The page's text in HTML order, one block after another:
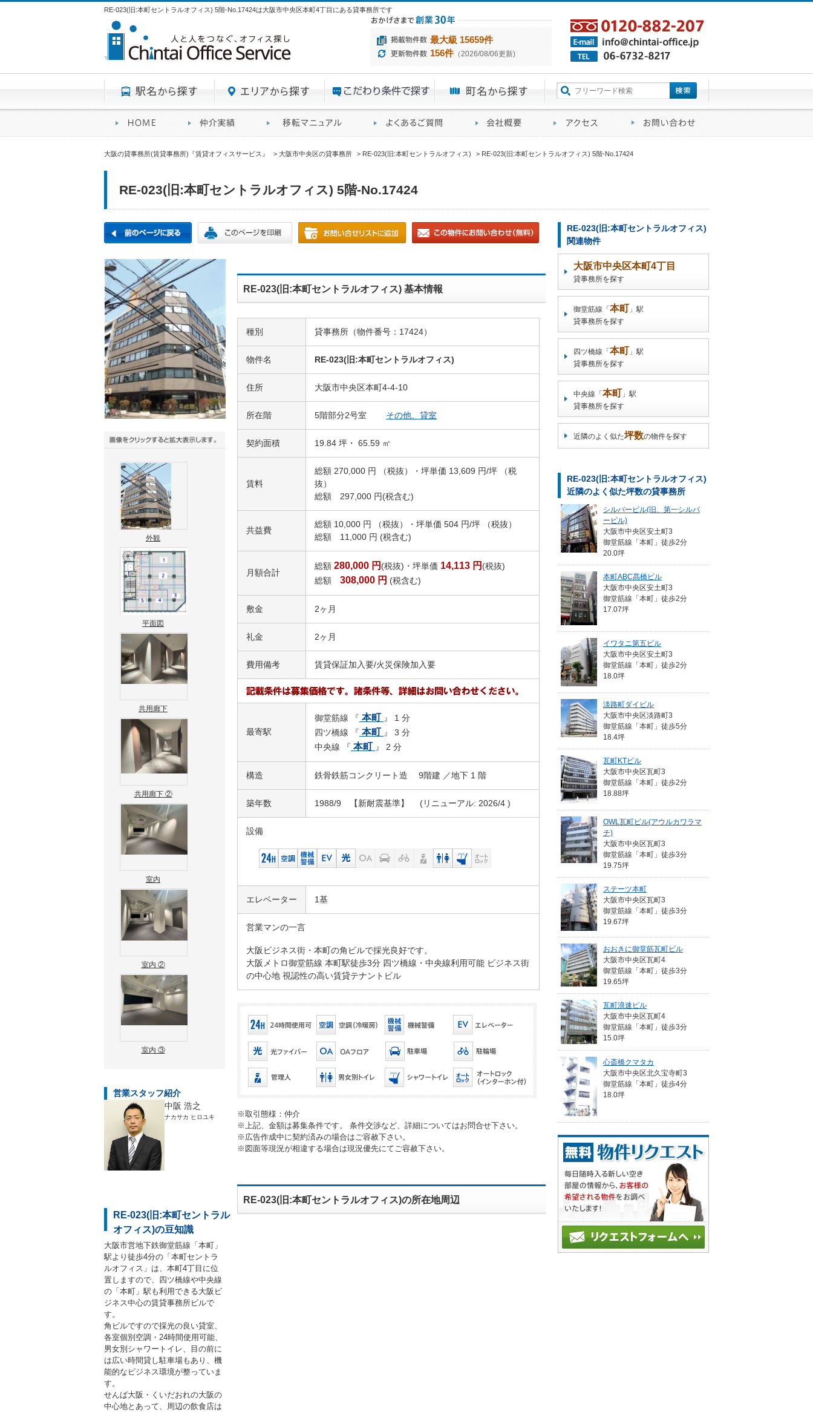
RE-023(旧:本町セントラルオフィス) 5階-No.17424は大阪市中央区本町4丁目にある貸事務所です
最大級 15659件
156件（2026/08/06更新)
大阪の貸事務所(賃貸事務所)『賃貸オフィスサービス』 大阪市中央区の貸事務所 RE-023(旧:本町セントラルオフィス) RE-023(旧:本町セントラルオフィス) 5階-No.17424
RE-023(旧:本町セントラルオフィス) 5階-No.17424
外観
平面図
共用廊下
共用廊下 ②
室内
室内 ②
室内 ③
営業スタッフ紹介
中阪 浩之
ナカサカ ヒロユキ
RE-023(旧:本町セントラル
オフィス)の豆知識
大阪市営地下鉄御堂筋線「本町」
駅より徒歩4分の「本町セントラ
ルオフィス」は、本町4丁目に位
置しますので、四ツ橋線や中央線
の「本町」駅も利用できる大阪ビ
ジネス中心の賃貸事務所ビルで
す。
角ビルですので採光の良い貸室、
各室個別空調・24時間使用可能、
男女別シャワートイレ、目の前に
は広い時間貸し駐車場もあり、機
能的なビジネス環境が整っていま
す。
せんば大阪・くいだおれの大阪の
中心地とあって、周辺の飲食店は
RE-023(旧:本町セントラルオフィス) 基本情報
種別 貸事務所（物件番号：17424）
物件名 RE-023(旧:本町セントラルオフィス)
住所 大阪市中央区本町4-4-10
所在階 5階部分2号室 その他、貸室
契約面積 19.84 坪・ 65.59 ㎡
賃料
総額 270,000 円 （税抜）・坪単価 13,609 円/坪 （税
抜）
総額 297,000 円(税含む)
共益費
総額 10,000 円 （税抜）・坪単価 504 円/坪 （税抜）
総額 11,000 円 (税含む)
月額合計
総額 280,000 円 (税抜)・坪単価 14,113 円 (税抜)
総額 308,000 円 (税含む)
敷金 2ヶ月
礼金 2ヶ月
費用備考 賃貸保証加入要/火災保険加入要
最寄駅
御堂筋線 『 本町 』 1 分
四ツ橋線 『 本町 』 3 分
中央線 『 本町 』 2 分
構造 鉄骨鉄筋コンクリート造 9階建 ／地下 1 階
築年数 1988/9 【新耐震基準】 (リニューアル: 2026/4 )
設備
エレベーター 1基
営業マンの一言
大阪ビジネス街・本町の角ビルで採光良好です。
大阪メトロ御堂筋線 本町駅徒歩3分 四ツ橋線・中央線利用可能 ビジネス街
の中心地 視認性の高い賃貸テナントビル
※取引態様：仲介
※上記、金額は募集条件です。 条件交渉など、詳細についてはお問合せ下さい。
※広告作成中に契約済みの場合はご容赦下さい。
※図面等現況が相違する場合は現況優先にてご容赦下さい。
RE-023(旧:本町セントラルオフィス)の所在地周辺
RE-023(旧:本町セントラルオフィス)
関連物件
大阪市中央区本町4丁目
貸事務所を探す
御堂筋線「 本町 」駅
貸事務所を探す
四ツ橋線「 本町 」駅
貸事務所を探す
中央線「 本町 」駅
貸事務所を探す
近隣のよく似た坪数の物件を探す
RE-023(旧:本町セントラルオフィス)
近隣のよく似た坪数の貸事務所
シルバービル(旧、第一シルバ
ービル)
大阪市中央区安土町3
御堂筋線「本町」徒歩2分
20.0坪
本町ABC髙橋ビル
大阪市中央区安土町3
御堂筋線「本町」徒歩2分
17.07坪
イワタニ第五ビル
大阪市中央区安土町3
御堂筋線「本町」徒歩2分
18.0坪
淡路町ダイビル
大阪市中央区淡路町3
御堂筋線「本町」徒歩5分
18.4坪
瓦町KTビル
大阪市中央区瓦町3
御堂筋線「本町」徒歩2分
18.88坪
OWL瓦町ビル(アウルカワラマ
チ)
大阪市中央区瓦町3
御堂筋線「本町」徒歩3分
19.75坪
ステーツ本町
大阪市中央区瓦町3
御堂筋線「本町」徒歩3分
19.67坪
おおきに御堂筋瓦町ビル
大阪市中央区瓦町4
御堂筋線「本町」徒歩3分
19.65坪
瓦町浪速ビル
大阪市中央区瓦町4
御堂筋線「本町」徒歩3分
15.0坪
心斎橋クマタカ
大阪市中央区北久宝寺町3
御堂筋線「本町」徒歩4分
18.0坪